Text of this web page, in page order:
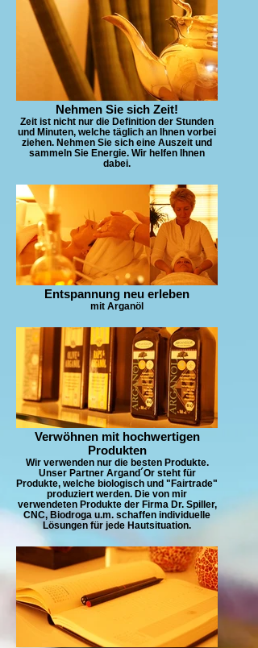
Nehmen Sie sich Zeit!
Zeit ist nicht nur die Definition der Stunden
und Minuten, welche täglich an Ihnen vorbei
ziehen. Nehmen Sie sich eine Auszeit und
sammeln Sie Energie. Wir helfen Ihnen
dabei.
Entspannung neu erleben
mit Arganöl
Verwöhnen mit hochwertigen
Produkten
Wir verwenden nur die besten Produkte.
Unser Partner Argand´Or steht für
Produkte, welche biologisch und "Fairtrade"
produziert werden. Die von mir
verwendeten Produkte der Firma Dr. Spiller,
CNC, Biodroga u.m. schaffen individuelle
Lösungen für jede Hautsituation.